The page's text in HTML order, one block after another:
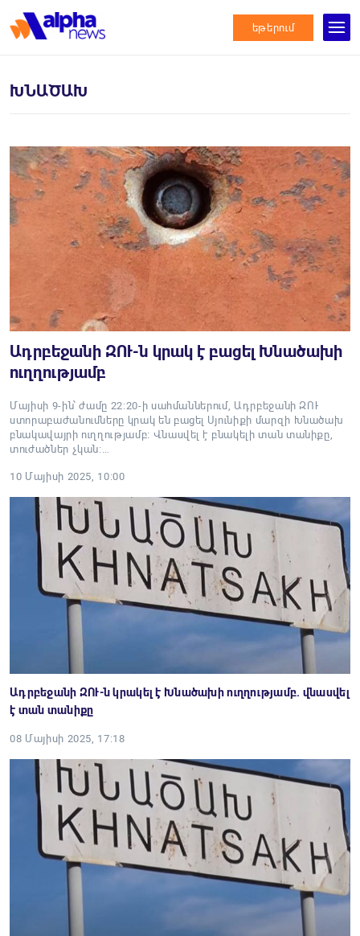
եթերում
ԽՆԱԾԱԽ
Ադրբեջանի ԶՈՒ-ն կրակ է բացել Խնածախի
ուղղությամբ
Մայիսի 9-ին՝ ժամը 22:20-ի սահմաններում, Ադրբեջանի ԶՈՒ
ստորաբաժանումները կրակ են բացել Սյունիքի մարզի Խնածախ
բնակավայրի ուղղությամբ։ Վնասվել է բնակելի տան տանիքը,
տուժածներ չկան։…
10 Մայիսի 2025, 10:00
Ադրբեջանի ԶՈՒ-ն կրակել է Խնածախի ուղղությամբ. վնասվել
է տան տանիքը
08 Մայիսի 2025, 17:18